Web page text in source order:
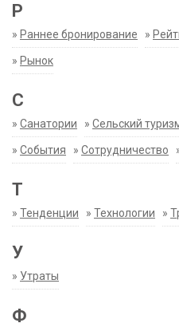
Р
» Раннее бронирование »
» Рынок
С
» Санатории » Сельский
» События » Сотрудничество
Т
» Тенденции » Технологии »
У
» Утраты
Ф